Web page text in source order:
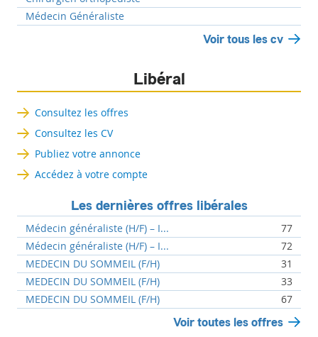
Médecin Généraliste
Voir tous les cv
Libéral
Consultez les offres
Consultez les CV
Publiez votre annonce
Accédez à votre compte
Les dernières offres libérales
Médecin généraliste (H/F) – I...
77
Médecin généraliste (H/F) – I...
72
MEDECIN DU SOMMEIL (F/H)
31
MEDECIN DU SOMMEIL (F/H)
33
MEDECIN DU SOMMEIL (F/H)
67
Voir toutes les offres